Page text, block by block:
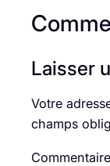
Laisser
Votre
champs
Commentaire